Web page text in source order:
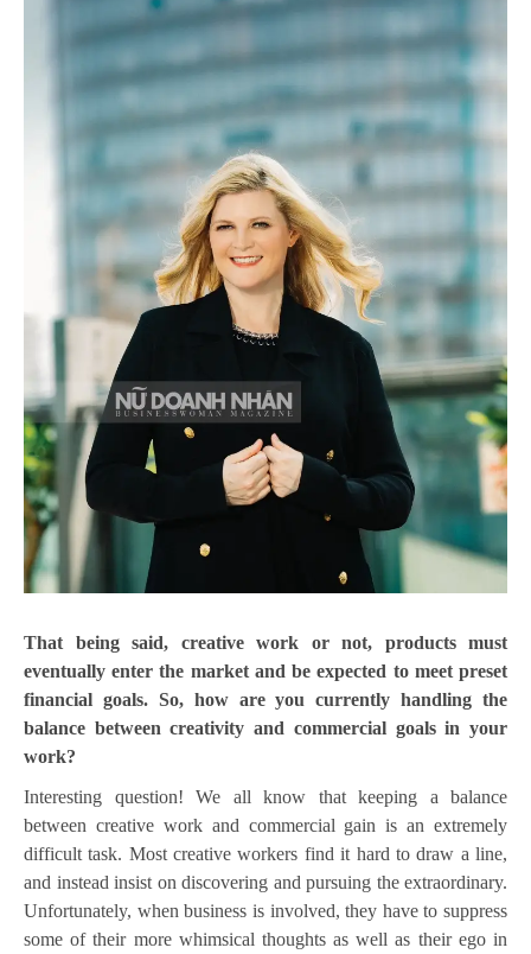
That being said, creative work or not, products must
eventually enter the market and be expected to meet preset
financial goals. So, how are you currently handling the
balance between creativity and commercial goals in your
work?
Interesting question! We all know that keeping a balance
between creative work and commercial gain is an extremely
difficult task. Most creative workers find it hard to draw a line,
and instead insist on discovering and pursuing the extraordinary.
Unfortunately, when business is involved, they have to suppress
some of their more whimsical thoughts as well as their ego in